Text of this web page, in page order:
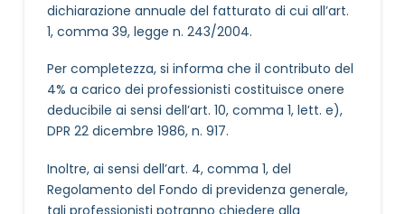
dichiarazione annuale del fatturato di cui all’art.
1, comma 39, legge n. 243/2004.
Per completezza, si informa che il contributo del
4% a carico dei professionisti costituisce onere
deducibile ai sensi dell’art. 10, comma 1, lett. e),
DPR 22 dicembre 1986, n. 917.
Inoltre, ai sensi dell’art. 4, comma 1, del
Regolamento del Fondo di previdenza generale,
tali professionisti potranno chiedere alla